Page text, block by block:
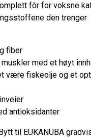
fôr for voksne
den trenger
fiber
med et høyt
være fiskeolje og et
antioksidanter
til EUKANUBA